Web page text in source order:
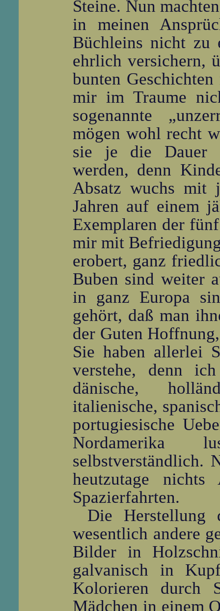
Steine. Nun
in meinen
Büchleins nicht zu
ehrlich versichern,
bunten
mir im Traume
sogenannte
mögen wohl recht
sie je die Dauer
werden, denn
Absatz wuchs mit
Jahren auf einem
Exemplaren der
mir mit
erobert, ganz
Buben sind weiter
in ganz Europa
gehört, daß man
der Guten
Sie haben allerlei
verstehe, denn
dänische,
italienische,
portugiesische
Nordamerika
selbstverständlich.
heutzutage nichts
Spazierfahrten.
Die Herstellung
wesentlich andere
Bilder in
galvanisch in
Kolorieren durch
Mädchen in einem